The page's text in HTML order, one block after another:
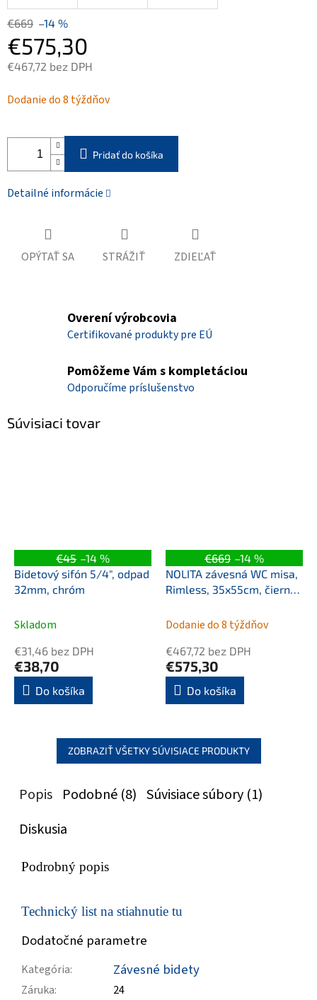
€669 –14 %
€575,30
€467,72 bez DPH
cena:
Dodanie do 8 týždňov
Pridať do košíka
Detailné informácie
OPÝTAŤ SA STRÁŽIŤ ZDIEĽAŤ
Overení výrobcovia
Certifikované produkty pre EÚ
Pomôžeme Vám s kompletáciou
Odporučíme príslušenstvo
Súvisiaci tovar
€45 –14 %
Bidetový sifón 5/4", odpad
32mm, chróm
Skladom
€31,46 bez DPH
€38,70
Do košíka
€669 –14 %
NOLITA závesná WC misa,
Rimless, 35x55cm, čierna
Dodanie do 8 týždňov
€467,72 bez DPH
€575,30
Do košíka
ZOBRAZIŤ VŠETKY SÚVISIACE PRODUKTY
Popis Podobné (8) Súvisiace súbory (1)
Diskusia
Podrobný popis
Technický list na stiahnutie tu
Dodatočné parametre
Kategória: Závesné bidety
Záruka:
24